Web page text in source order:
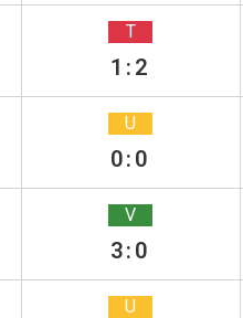
T
1:2
U
0:0
V
3:0
U